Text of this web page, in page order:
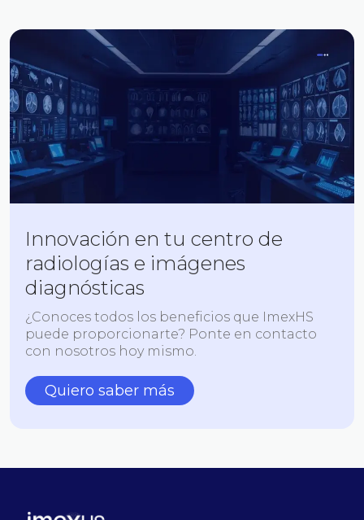
Innovación en tu centro de
radiologías e imágenes
diagnósticas
¿Conoces todos los beneficios que ImexHS
puede proporcionarte? Ponte en contacto
con nosotros hoy mismo.
Quiero saber más